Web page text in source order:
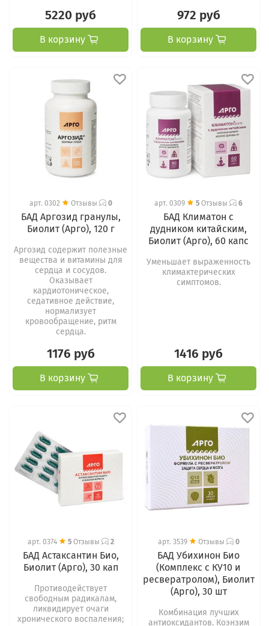
5220 руб
В корзину
972 руб
В корзину
арт. 0302 Отзывы 0
БАД Аргозид гранулы,
Биолит (Арго), 120 г
Аргозид содержит полезные
вещества и витамины для
сердца и сосудов.
Оказывает
кардиотоническое,
седативное действие,
нормализует
кровообращение, ритм
сердца.
1176 руб
В корзину
арт. 0309 5 Отзывы 6
БАД Климатон с
дудником китайским,
Биолит (Арго), 60 капс
Уменьшает выраженность
климактерических
симптомов.
1416 руб
В корзину
арт. 0374 5Отзывы 2
БАД Астаксантин Био,
Биолит (Арго), 30 кап
Противодействует
свободным радикалам,
ликвидирует очаги
хронического воспаления;
арт. 3539 Отзывы 0
БАД Убихинон Био
(Комплекс с КУ10 и
ресвератролом), Биолит
(Арго), 30 шт
Комбинация лучших
антиоксидантов. Коэнзим